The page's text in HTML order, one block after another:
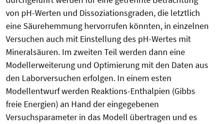
von pH-Werten und Dissoziationsgraden, die letztlich
eine Säurehemmung hervorrufen könnten, in einzelnen
Versuchen auch mit Einstellung des pH-Wertes mit
Mineralsäuren. Im zweiten Teil werden dann eine
Modellerweiterung und Optimierung mit den Daten aus
den Laborversuchen erfolgen. In einem esten
Modellentwurf werden Reaktions-Enthalpien (Gibbs
freie Energien) an Hand der eingegebenen
Versuchsparameter in das Modell übertragen und es